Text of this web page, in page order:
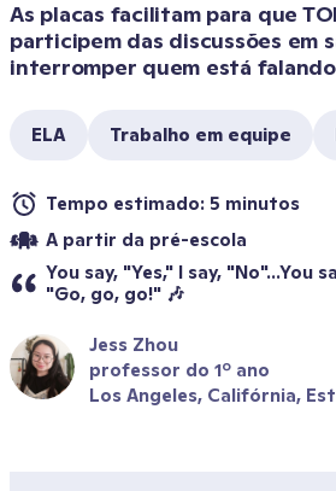
As placas facilitam para que
participem das discussões em
interromper quem está
ELA Trabalho em equipe
Tempo estimado: 5 minutos
A partir da pré-escola
You say, "Yes," I say, "No"...You
"Go, go, go!" 🎶
Jess Zhou
professor do 1º ano
Los Angeles, Califórnia,